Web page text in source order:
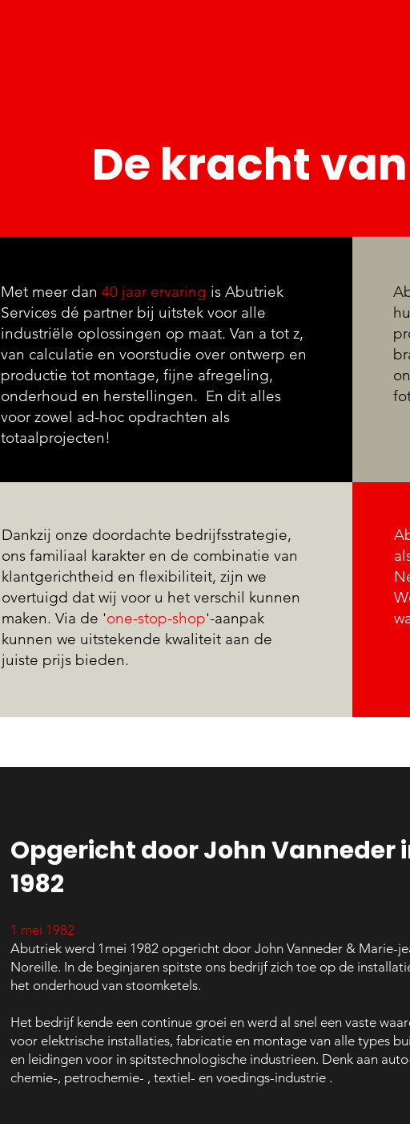
De kracht
Met meer dan 40 jaar ervaring is Abutriek
Services dé partner bij uitstek voor alle
industriële oplossingen op maat. Van a tot z,
van calculatie en voorstudie over ontwerp en
productie tot montage, fijne afregeling,
onderhoud en herstellingen. En dit alles
voor zowel ad-hoc opdrachten als
totaalprojecten!
Dankzij onze doordachte bedrijfsstrategie,
ons familiaal karakter en de combinatie van
klantgerichtheid en flexibiliteit, zijn we
overtuigd dat wij voor u het verschil kunnen
maken. Via de 'one-stop-shop'-aanpak
kunnen we uitstekende kwaliteit aan de
juiste prijs bieden.
Opgericht door John Vanneder
1982
1 mei 1982
Abutriek werd 1mei 1982 opgericht door John Vanneder & Marie-
Noreille. In de beginjaren spitste ons bedrijf zich toe op de
het onderhoud van stoomketels.
Het bedrijf kende een continue groei en werd al snel een vaste
voor elektrische installaties, fabricatie en montage van alle types
en leidingen voor in spitstechnologische industrieen. Denk aan
chemie-, petrochemie- , textiel- en voedings-industrie .